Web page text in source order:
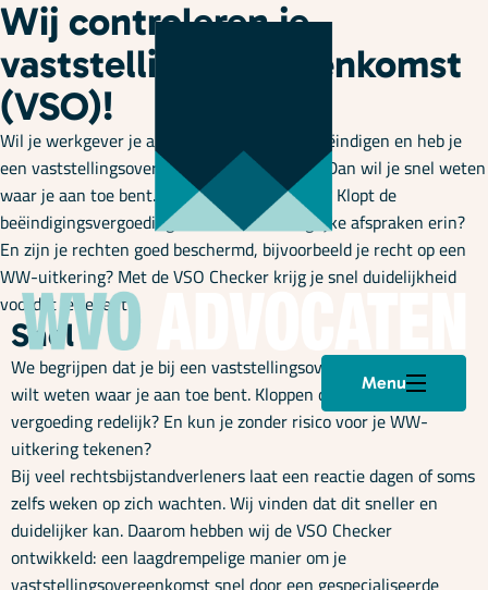
Menu
Onze specialisaties
Plan een afspraak
Wij controleren je
vaststellingsovereenkomst
(VSO)!
Wil je werkgever je arbeidsovereenkomst beëindigen en heb je
een vaststellingsovereenkomst ontvangen? Dan wil je snel weten
waar je aan toe bent. Is het voorstel redelijk? Klopt de
beëindigingsvergoeding? Staan alle belangrijke afspraken erin?
En zijn je rechten goed beschermd, bijvoorbeeld je recht op een
WW-uitkering? Met de VSO Checker krijg je snel duidelijkheid
voordat je tekent.
Snel
We begrijpen dat je bij een vaststellingsovereenkomst snel
wilt weten waar je aan toe bent. Kloppen de afspraken? Is de
vergoeding redelijk? En kun je zonder risico voor je WW-
uitkering tekenen?
Bij veel rechtsbijstandverleners laat een reactie dagen of soms
zelfs weken op zich wachten. Wij vinden dat dit sneller en
duidelijker kan. Daarom hebben wij de VSO Checker
ontwikkeld: een laagdrempelige manier om je